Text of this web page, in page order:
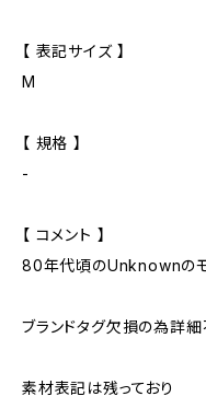
【 表記サイズ 】
M
【 規格 】
-
【 コメント 】
80年代頃のUnknownのモ
ブランドタグ欠損の為詳
素材表記は残っており